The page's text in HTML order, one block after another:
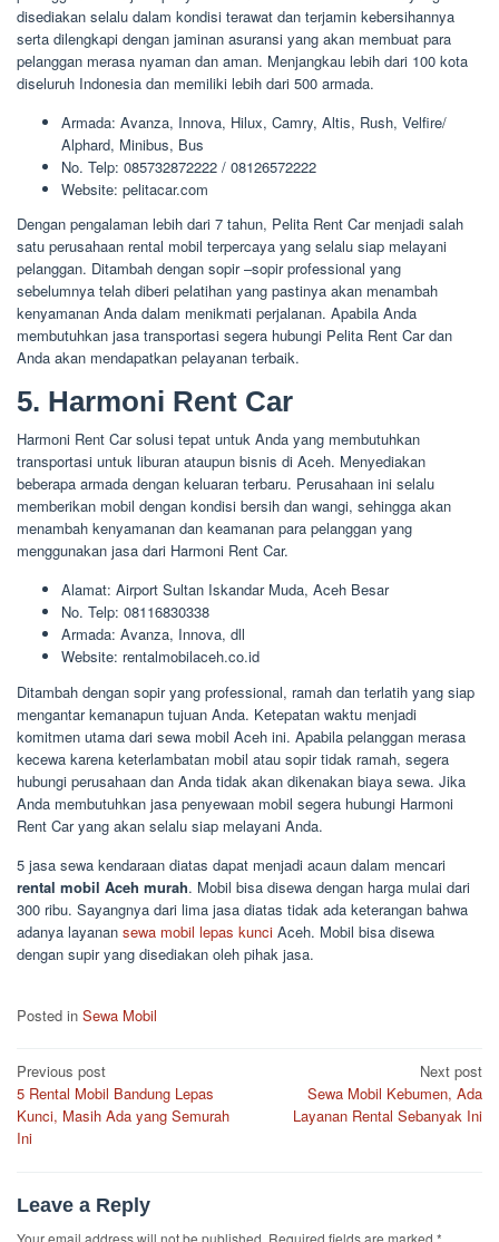
disediakan selalu dalam kondisi terawat dan terjamin kebersihannya
serta dilengkapi dengan jaminan asuransi yang akan membuat para
pelanggan merasa nyaman dan aman. Menjangkau lebih dari 100 kota
diseluruh Indonesia dan memiliki lebih dari 500 armada.
Armada: Avanza, Innova, Hilux, Camry, Altis, Rush, Velfire/
Alphard, Minibus, Bus
No. Telp: 085732872222 / 08126572222
Website: pelitacar.com
Dengan pengalaman lebih dari 7 tahun, Pelita Rent Car menjadi salah
satu perusahaan rental mobil terpercaya yang selalu siap melayani
pelanggan. Ditambah dengan sopir –sopir professional yang
sebelumnya telah diberi pelatihan yang pastinya akan menambah
kenyamanan Anda dalam menikmati perjalanan. Apabila Anda
membutuhkan jasa transportasi segera hubungi Pelita Rent Car dan
Anda akan mendapatkan pelayanan terbaik.
5. Harmoni Rent Car
Harmoni Rent Car solusi tepat untuk Anda yang membutuhkan
transportasi untuk liburan ataupun bisnis di Aceh. Menyediakan
beberapa armada dengan keluaran terbaru. Perusahaan ini selalu
memberikan mobil dengan kondisi bersih dan wangi, sehingga akan
menambah kenyamanan dan keamanan para pelanggan yang
menggunakan jasa dari Harmoni Rent Car.
Alamat: Airport Sultan Iskandar Muda, Aceh Besar
No. Telp: 08116830338
Armada: Avanza, Innova, dll
Website: rentalmobilaceh.co.id
Ditambah dengan sopir yang professional, ramah dan terlatih yang siap
mengantar kemanapun tujuan Anda. Ketepatan waktu menjadi
komitmen utama dari sewa mobil Aceh ini. Apabila pelanggan merasa
kecewa karena keterlambatan mobil atau sopir tidak ramah, segera
hubungi perusahaan dan Anda tidak akan dikenakan biaya sewa. Jika
Anda membutuhkan jasa penyewaan mobil segera hubungi Harmoni
Rent Car yang akan selalu siap melayani Anda.
5 jasa sewa kendaraan diatas dapat menjadi acaun dalam mencari
rental mobil Aceh murah. Mobil bisa disewa dengan harga mulai dari
300 ribu. Sayangnya dari lima jasa diatas tidak ada keterangan bahwa
adanya layanan sewa mobil lepas kunci Aceh. Mobil bisa disewa
dengan supir yang disediakan oleh pihak jasa.
Posted in Sewa Mobil
Post
navigation
Previous post
5 Rental Mobil Bandung Lepas
Kunci, Masih Ada yang Semurah
Ini
Next post
Sewa Mobil Kebumen, Ada
Layanan Rental Sebanyak Ini
Leave a Reply
Your email address will not be published. Required fields are marked *